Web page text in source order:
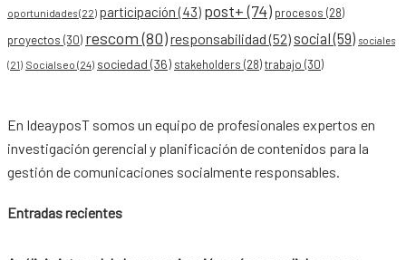
oportunidades(22) participación (43) post+(74) procesos (28)
proyectos (30) rescom(80)responsabilidad(52)social(59) sociales
(21) Socialseo (24) sociedad (36) stakeholders (28)trabajo (30)
En IdeayposT somos un equipo de profesionales expertos en
investigación gerencial y planificación de contenidos para la
gestión de comunicaciones socialmente responsables.
Entradas recientes